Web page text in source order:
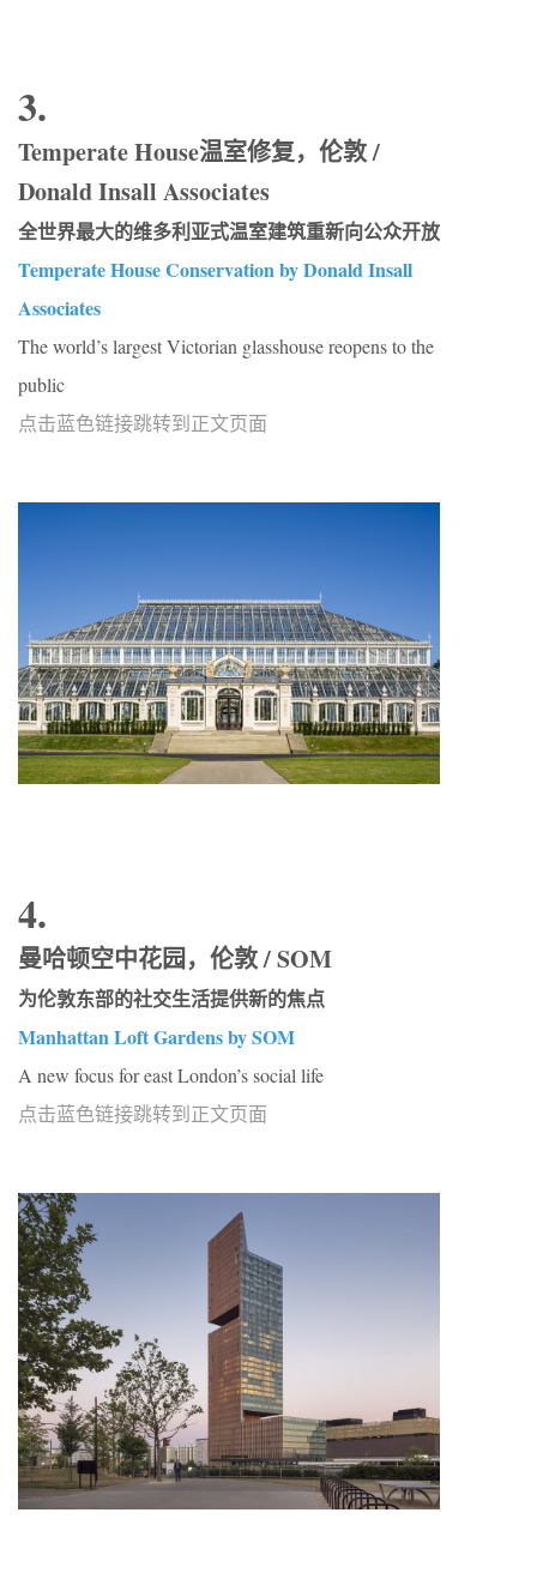
3.
Temperate House温室修复，伦敦 /
Donald Insall Associates
全世界最大的维多利亚式温室建筑重新向公众开放
Temperate House Conservation by Donald Insall
Associates
The world’s largest Victorian glasshouse reopens to the
public
点击蓝色链接跳转到正文页面
4.
曼哈顿空中花园，伦敦 / SOM
为伦敦东部的社交生活提供新的焦点
Manhattan Loft Gardens by SOM
A new focus for east London’s social life
点击蓝色链接跳转到正文页面